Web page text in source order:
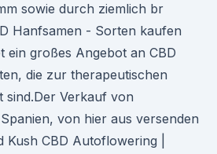
sowie durch ziemlich br
Hanfsamen - Sorten kaufen
ein großes Angebot an CBD
die zur therapeutischen
sind.Der Verkauf von
von hier aus versenden
CBD Autoflowering |